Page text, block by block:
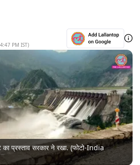
PM IST)
का प्रस्ताव सरकार ने रखा. (फोटो-India